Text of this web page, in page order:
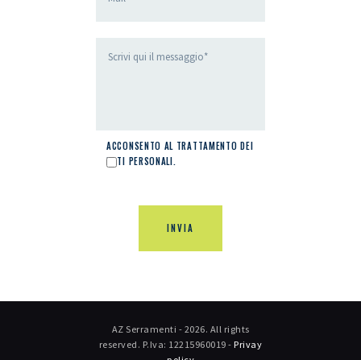
ACCONSENTO AL TRATTAMENTO DEI
DATI PERSONALI.
AZ Serramenti - 2026. All rights
reserved. P.Iva: 12215960019 -Privay